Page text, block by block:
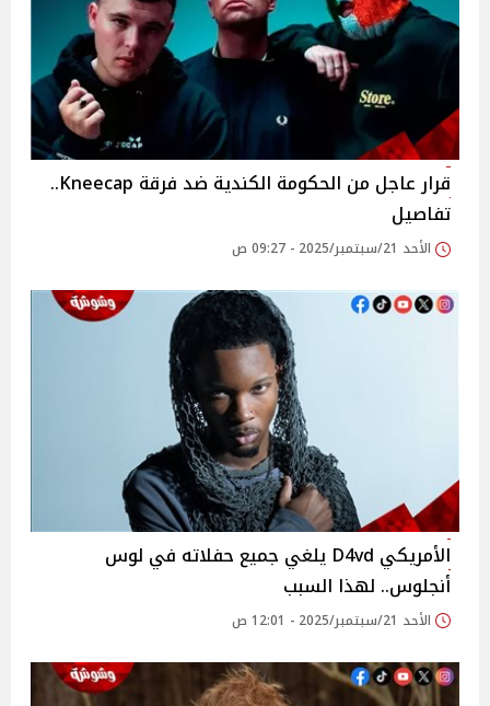
قرار عاجل من الحكومة الكندية ضد فرقة Kneecap..
تفاصيل
الأحد 21/سبتمبر/2025 - 09:27 ص
الأمريكي D4vd يلغي جميع حفلاته في لوس
أنجلوس.. لهذا السبب
الأحد 21/سبتمبر/2025 - 12:01 ص